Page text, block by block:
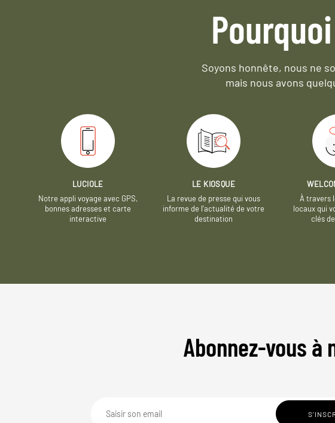
Soyons honnête, nous ne
mais nous avons
LUCIOLE
Notre appli voyage avec GPS,
bonnes adresses et carte
interactive
LE KIOSQUE
La revue de presse qui vous
informe de l’actualité de votre
destination
À travers
locaux qui
clés
Abonnez-vous